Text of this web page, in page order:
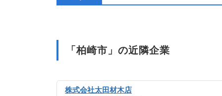
「柏崎市」の近隣企業
株式会社太田材木店